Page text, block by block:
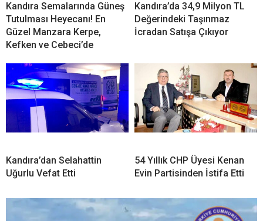
Kandıra Semalarında Güneş
Tutulması Heyecanı! En
Güzel Manzara Kerpe,
Kefken ve Cebeci’de
Kandıra’da 34,9 Milyon TL
Değerindeki Taşınmaz
İcradan Satışa Çıkıyor
Kandıra’dan Selahattin
Uğurlu Vefat Etti
54 Yıllık CHP Üyesi Kenan
Evin Partisinden İstifa Etti